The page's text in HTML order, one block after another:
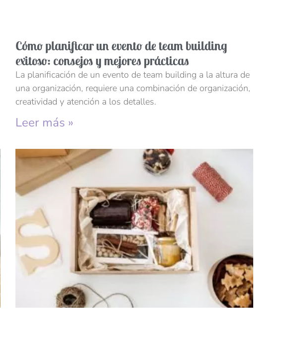
Cómo planificar un evento de team building
exitoso: consejos y mejores prácticas
La planificación de un evento de team building a la altura de
una organización, requiere una combinación de organización,
creatividad y atención a los detalles.
Leer más »